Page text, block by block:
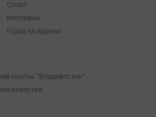
Спорт
Интервью
Город на ладони
газеты "Владивосток"
новостей